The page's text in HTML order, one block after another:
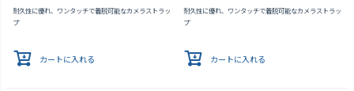
耐久性に優れ、ワンタッチで着脱可能なカメラストラッ
プ
カートに入れる
耐久性に優れ、ワンタッチで着脱可能なカメラストラッ
プ
カートに入れる